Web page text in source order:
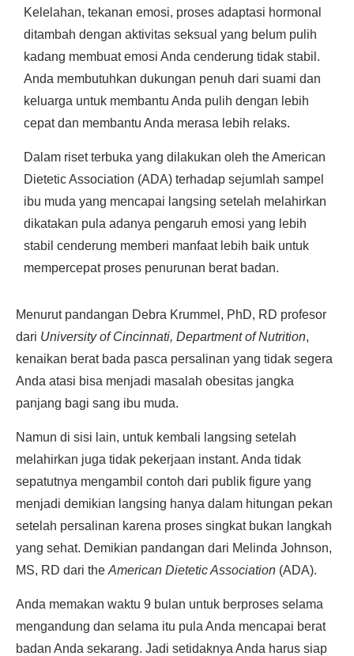
Kelelahan, tekanan emosi, proses adaptasi hormonal
ditambah dengan aktivitas seksual yang belum pulih
kadang membuat emosi Anda cenderung tidak stabil.
Anda membutuhkan dukungan penuh dari suami dan
keluarga untuk membantu Anda pulih dengan lebih
cepat dan membantu Anda merasa lebih relaks.
Dalam riset terbuka yang dilakukan oleh the American
Dietetic Association (ADA) terhadap sejumlah sampel
ibu muda yang mencapai langsing setelah melahirkan
dikatakan pula adanya pengaruh emosi yang lebih
stabil cenderung memberi manfaat lebih baik untuk
mempercepat proses penurunan berat badan.
Menurut pandangan Debra Krummel, PhD, RD profesor
dari University of Cincinnati, Department of Nutrition,
kenaikan berat bada pasca persalinan yang tidak segera
Anda atasi bisa menjadi masalah obesitas jangka
panjang bagi sang ibu muda.
Namun di sisi lain, untuk kembali langsing setelah
melahirkan juga tidak pekerjaan instant. Anda tidak
sepatutnya mengambil contoh dari publik figure yang
menjadi demikian langsing hanya dalam hitungan pekan
setelah persalinan karena proses singkat bukan langkah
yang sehat. Demikian pandangan dari Melinda Johnson,
MS, RD dari the American Dietetic Association (ADA).
Anda memakan waktu 9 bulan untuk berproses selama
mengandung dan selama itu pula Anda mencapai berat
badan Anda sekarang. Jadi setidaknya Anda harus siap